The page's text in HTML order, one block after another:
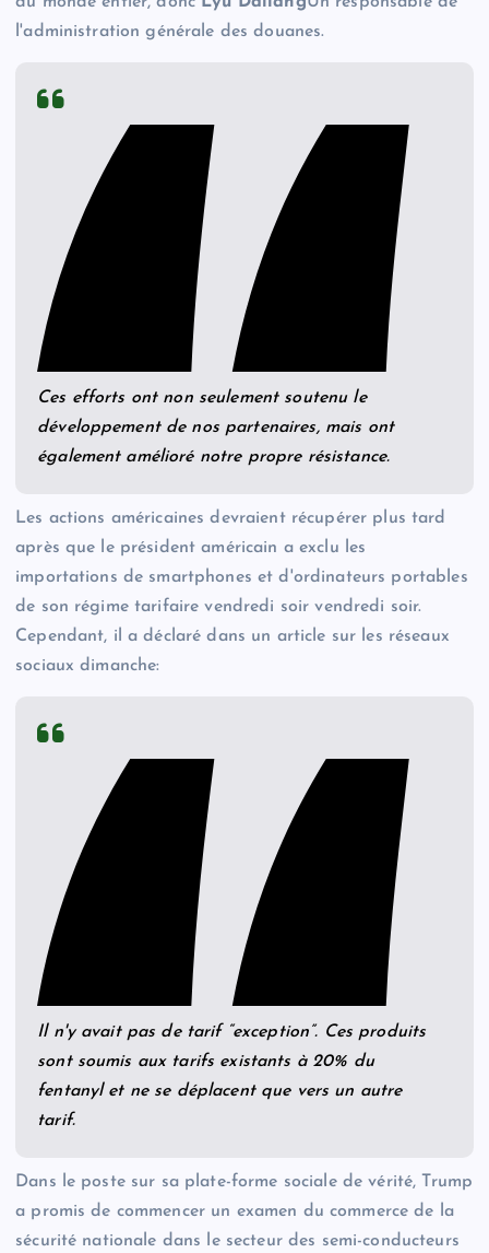
l'administration générale des douanes.
Ces efforts ont non seulement soutenu le
développement de nos partenaires, mais ont
également amélioré notre propre résistance.
Les actions américaines devraient récupérer plus tard
après que le président américain a exclu les
importations de smartphones et d'ordinateurs portables
de son régime tarifaire vendredi soir vendredi soir.
Cependant, il a déclaré dans un article sur les réseaux
sociaux dimanche:
Il n'y avait pas de tarif “exception”. Ces produits
sont soumis aux tarifs existants à 20% du
fentanyl et ne se déplacent que vers un autre
tarif.
Dans le poste sur sa plate-forme sociale de vérité, Trump
a promis de commencer un examen du commerce de la
sécurité nationale dans le secteur des semi-conducteurs